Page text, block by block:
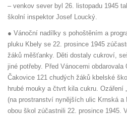
– venkov sever byl 26. listopadu 1945
školní inspektor Josef Loucký.
● Vánoční nadílky s pohoštěním a
pluku Kbely se 22. prosince 1945
žáků měšťanky. Děti dostaly cukroví,
jiné potřeby. Před Vánocemi
Čakovice 121 chudých žáků kbelské
hrubé mouky a čtvrt kila cukru. Ozáření
(na prostranství nynějších ulic Krnská a
obou škol zúčastnili 22. prosince 1945.